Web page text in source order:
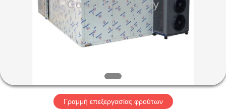
ΠΡΟΪΌΝΤΑ
ΕΜΦΆΝΙΣΗ
VR
Γραμμή επεξεργασίας φρούτων